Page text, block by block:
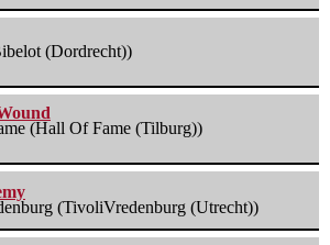
(Dordrecht))
(Hall Of Fame (Tilburg))
(TivoliVredenburg (Utrecht))